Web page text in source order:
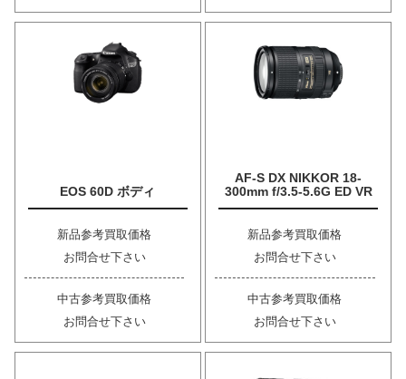
EOS 60D ボディ
新品参考買取価格
お問合せ下さい
中古参考買取価格
お問合せ下さい
AF-S DX NIKKOR 18-
300mm f/3.5-5.6G ED VR
新品参考買取価格
お問合せ下さい
中古参考買取価格
お問合せ下さい